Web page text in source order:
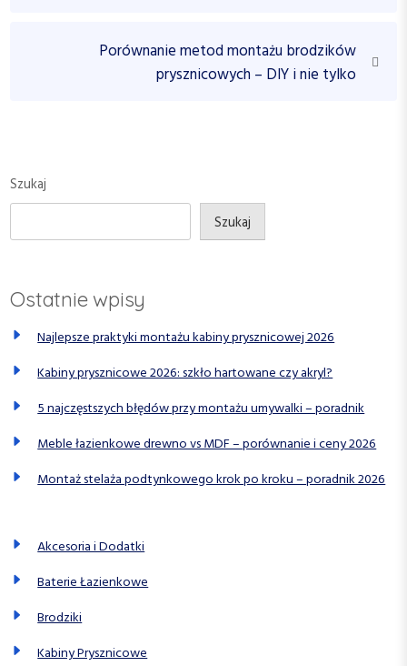
w
i
u
t
s
t
Porównanie metod montażu brodzików
prysznicowych – DIY i nie tylko
Szukaj
Szukaj
Ostatnie wpisy
Najlepsze praktyki montażu kabiny prysznicowej 2026
Kabiny prysznicowe 2026: szkło hartowane czy akryl?
5 najczęstszych błędów przy montażu umywalki – poradnik
Meble łazienkowe drewno vs MDF – porównanie i ceny 2026
Montaż stelaża podtynkowego krok po kroku – poradnik 2026
Akcesoria i Dodatki
Baterie Łazienkowe
Brodziki
Kabiny Prysznicowe